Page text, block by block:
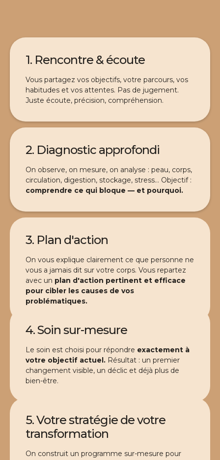
1. Rencontre & écoute
Vous partagez vos objectifs, votre parcours, vos
habitudes et vos attentes. Pas de jugement.
Juste écoute, précision, compréhension.
2. Diagnostic approfondi
On observe, on mesure, on analyse : peau, corps,
circulation, digestion, stockage, stress… Objectif :
comprendre ce qui bloque — et pourquoi.
3. Plan d'action
On vous explique clairement ce que personne ne
vous a jamais dit sur votre corps. Vous repartez
avec un plan d'action pertinent et efficace
pour cibler les causes de vos
problématiques.
4. Soin sur-mesure
Le soin est choisi pour répondre exactement à
votre objectif actuel. Résultat : un premier
changement visible, un déclic et déjà plus de
bien-être.
5. Votre stratégie de votre
transformation
On construit un programme sur-mesure pour